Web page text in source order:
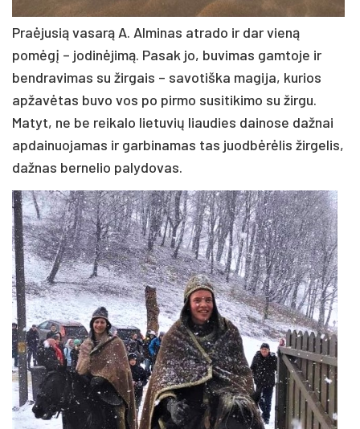
Praėjusią vasarą A. Alminas atrado ir dar vieną
pomėgį – jodinėjimą. Pasak jo, buvimas gamtoje ir
bendravimas su žirgais – savotiška magija, kurios
apžavėtas buvo vos po pirmo susitikimo su žirgu.
Matyt, ne be reikalo lietuvių liaudies dainose dažnai
apdainuojamas ir garbinamas tas juodbėrėlis žirgelis,
dažnas bernelio palydovas.